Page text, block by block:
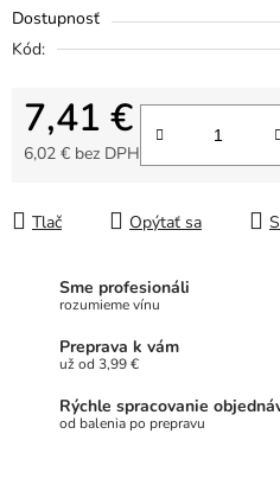
Dostupnosť
Kód:
7,41 €
6,02 € bez DPH
Tlač Opýtať sa
Sme profesionáli
rozumieme vínu
Preprava k vám
už od 3,99 €
Rýchle spracovanie
od balenia po prepravu